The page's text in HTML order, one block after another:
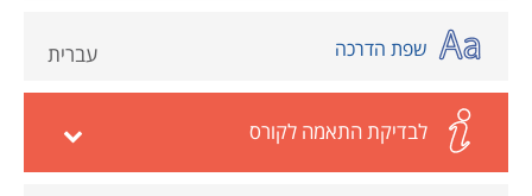
עברית שפת הדרכה
לבדיקת התאמה לקורס